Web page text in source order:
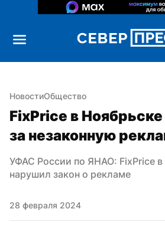
НовостиОбщество
FixPrice в
за незаконную
УФАС России по ЯНАО: FixPrice в
нарушил закон о рекламе
28 февраля 2024